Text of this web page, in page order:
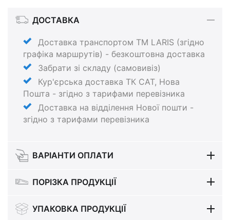
ДОСТАВКА
Доставка транспортом ТМ LARIS (згідно
графіка маршрутів) - безкоштовна доставка
Забрати зі складу (самовивіз)
Кур'єрська доставка ТК САТ, Нова
Пошта - згідно з тарифами перевізника
Доставка на відділення Нової пошти -
згідно з тарифами перевізника
ВАРІАНТИ ОПЛАТИ
ПОРІЗКА ПРОДУКЦІЇ
УПАКОВКА ПРОДУКЦІЇ